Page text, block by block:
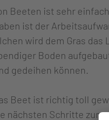
Beeten ist sehr
ist der
wird dem Gras
Boden
gedeihen können.
Beet ist richtig toll
nächsten Schritte zum